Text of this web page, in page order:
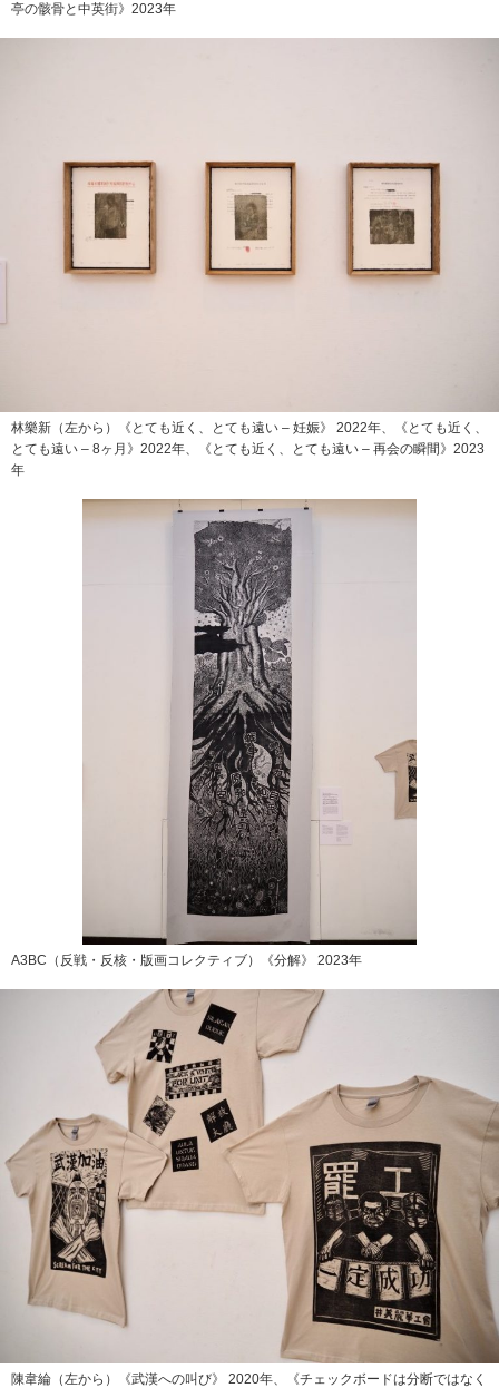
亭の骸骨と中英街》2023年
林樂新（左から）《とても近く、とても遠い – 妊娠》 2022年、《とても近く、
とても遠い – 8ヶ月》2022年、《とても近く、とても遠い – 再会の瞬間》2023
年
A3BC（反戦・反核・版画コレクティブ）《分解》 2023年
陳韋綸（左から）《武漢への叫び》 2020年、《チェックボードは分断ではなく